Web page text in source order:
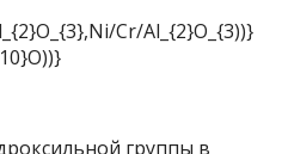
Cr/Al_{2}O_{3))}
группы в